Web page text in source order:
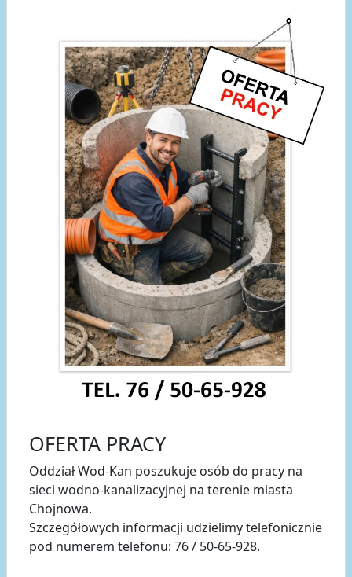
OFERTA PRACY
Oddział Wod-Kan poszukuje osób do pracy na
sieci wodno-kanalizacyjnej na terenie miasta
Chojnowa.
Szczegółowych informacji udzielimy telefonicznie
pod numerem telefonu: 76 / 50-65-928.